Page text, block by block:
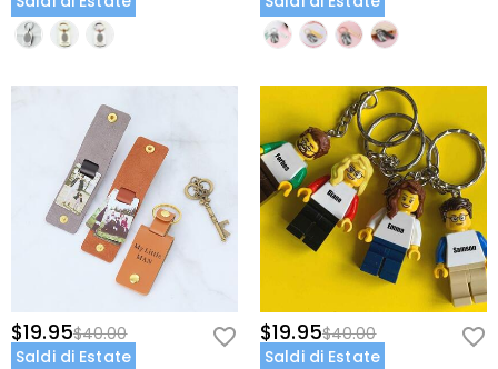
$19.95$40.00
Saldi di Estate
$19.95$40.00
Saldi di Estate